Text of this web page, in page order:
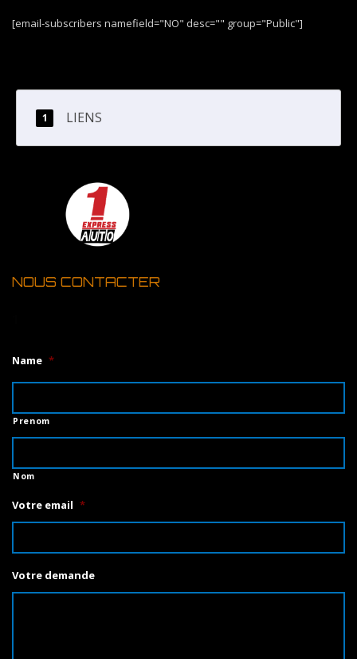
[email-subscribers namefield="NO" desc="" group="Public"]
LIENS
NOUS CONTACTER
Name *
Prenom
Nom
Votre email *
Votre demande